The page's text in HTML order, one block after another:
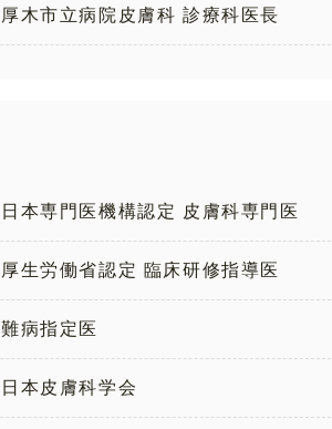
厚木市立病院皮膚科 診療科医長
日本専門医機構認定 皮膚科専門医
厚生労働省認定 臨床研修指導医
難病指定医
日本皮膚科学会